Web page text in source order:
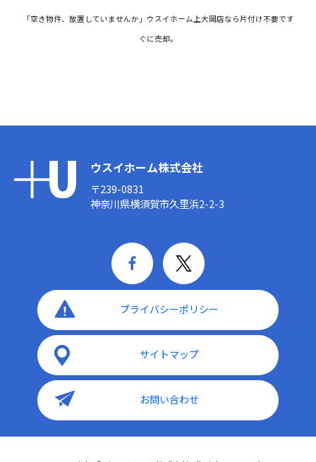
「空き物件、放置していませんか」ウスイホーム上大岡店なら片付け不要です
ぐに売却。
ウスイホーム株式会社
〒239-0831
神奈川県横須賀市久里浜2-2-3
プライバシーポリシー
サイトマップ
お問い合わせ